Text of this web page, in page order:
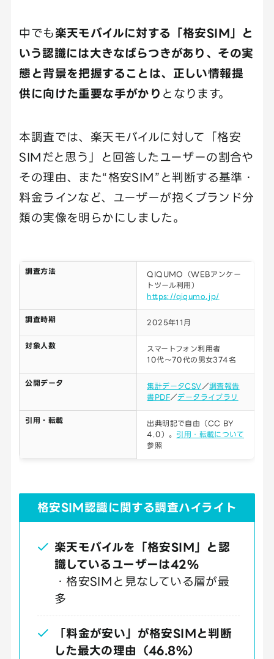
中でも楽天モバイルに対する「格安SIM」と
いう認識には大きなばらつきがあり、その実
態と背景を把握することは、正しい情報提
供に向けた重要な手がかり となります。
本調査では、楽天モバイルに対して「格安
SIMだと思う」と回答したユーザーの割合や
その理由、また“格安SIM”と判断する基準・
料金ラインなど、ユーザーが抱くブランド分
類の実像を明らかにしました。
調査方法
QIQUMO（WEBアンケー
トツール利用）
https://qiqumo.jp/
調査時期 2025年11月
対象人数
スマートフォン利用者
10代～70代の男女374名
公開データ 集計データCSV ／調査報告
書PDF／データライブラリ
引用・転載
出典明記で自由（CC BY
4.0）。 引用・転載について
参照
格安SIM認識に関する調査ハイライト
楽天モバイルを「格安SIM」と認
識しているユーザーは42%
・格安SIMと見なしている層が最
多
「料金が安い」が格安SIMと判断
した最大の理由（46.8%）